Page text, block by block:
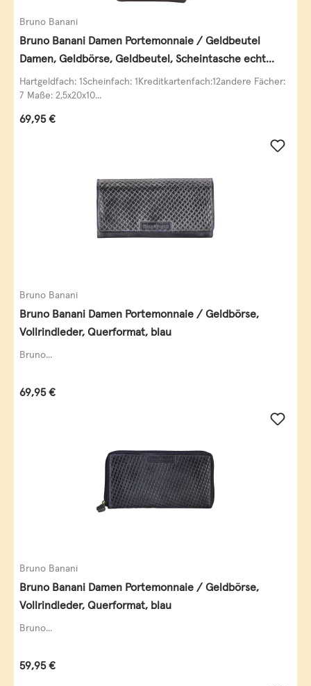
Bruno Banani
Bruno Banani Damen Portemonnaie / Geldbeutel
Damen, Geldbörse, Geldbeutel, Scheintasche echt
Leder
Hartgeldfach: 1Scheinfach: 1Kreditkartenfach:12andere Fächer:
7 Maße: 2,5x20x10...
Regulärer Preis:
69,95 €
Bruno Banani
Bruno Banani Damen Portemonnaie / Geldbörse,
Vollrindleder, Querformat, blau
Bruno...
Regulärer Preis:
69,95 €
Bruno Banani
Bruno Banani Damen Portemonnaie / Geldbörse,
Vollrindleder, Querformat, blau
Bruno...
Regulärer Preis:
59,95 €